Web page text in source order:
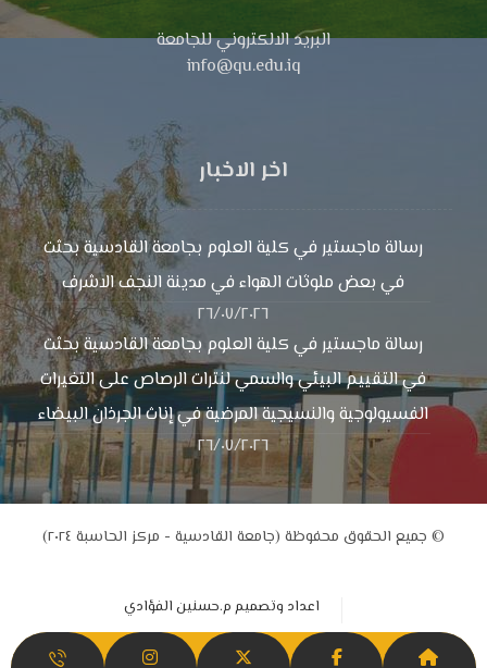
البريد الالكتروني للجامعة
info@qu.edu.iq
اخر الاخبار
رسالة ماجستير في كلية العلوم بجامعة القادسية بحثت
في بعض ملوثات الهواء في مدينة النجف الاشرف
٢٦/٠٧/٢٠٢٦
رسالة ماجستير في كلية العلوم بجامعة القادسية بحثت
في التقييم البيئي والسمي لنترات الرصاص على التغيرات
الفسيولوجية والنسيجية المرضية في إناث الجرذان البيضاء
٢٦/٠٧/٢٠٢٦
© جميع الحقوق محفوظة (جامعة القادسية - مركز الحاسبة ٢٠٢٤)
اعداد وتصميم م.حسنين الفؤادي